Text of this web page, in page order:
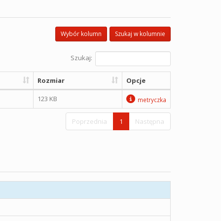
Szukaj w kolumnie
Wybór kolumn
Szukaj:
Rozmiar Opcje
123 KB metryczka
Poprzednia 1 Następna